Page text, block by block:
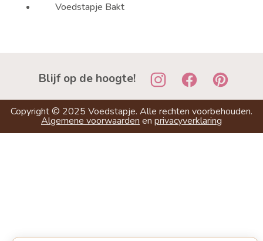
Voedstapje Bakt
Blijf op de hoogte!
Copyright © 2025 Voedstapje. Alle rechten voorbehouden.
Algemene voorwaarden en privacyverklaring